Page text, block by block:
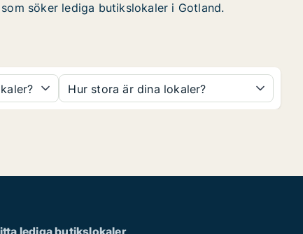
söker lediga butikslokaler i Gotland.
Hur stora är dina lokaler?
lediga butikslokaler